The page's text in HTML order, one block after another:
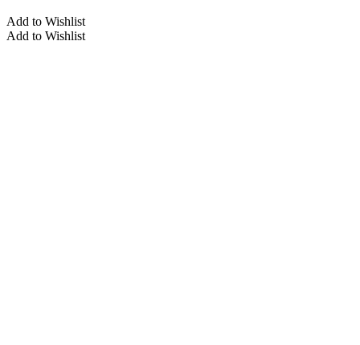
Add to Wishlist
Add to Wishlist